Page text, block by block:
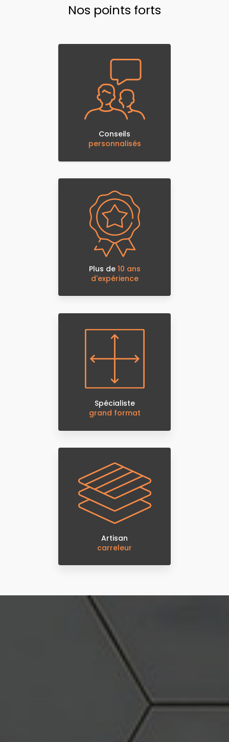
Nos points forts
Conseils
personnalisés
Plus de 10 ans
d'expérience
Spécialiste
grand format
Artisan
carreleur